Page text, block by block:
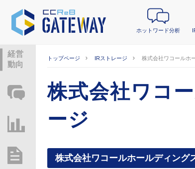
ホットワード分析
経営
動向
ホットワード分析
IRストレージ
総研レポート・分析
トップページ IRストレージ 株式会社ワコールホ
株式会社ワコ
ージ
株式会社ワコールホールディング